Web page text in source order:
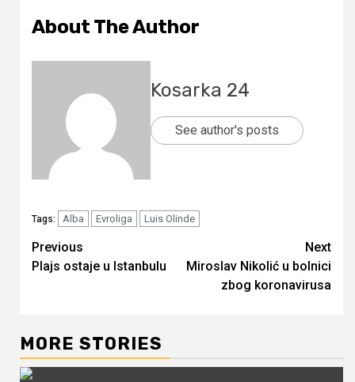
About The Author
Kosarka 24
See author's posts
Tags: Alba Evroliga Luis Olinde
Continue
Reading
Previous
Plajs ostaje u Istanbulu
Next
Miroslav Nikolić u bolnici
zbog koronavirusa
MORE STORIES